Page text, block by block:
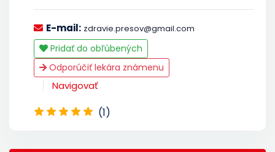
E-mail: zdravie.presov@gmail.com
Pridať do obľúbených
Odporúčiť lekára známenu
Navigovať
(1)